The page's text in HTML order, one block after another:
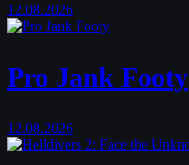
12.08.2026
Pro Jank Footy
12.08.2026